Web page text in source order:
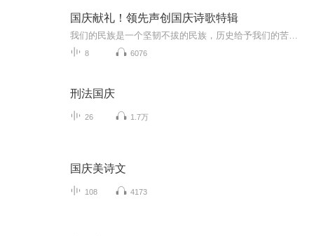
国庆献礼！领先声创国庆诗歌特辑
8 6076
刑法国庆
26 1.7万
国庆美诗文
108 4173